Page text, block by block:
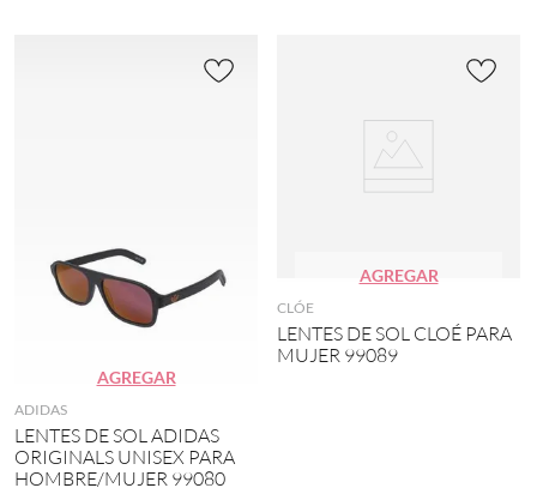
AGREGAR
ADIDAS
LENTES DE SOL ADIDAS
ORIGINALS UNISEX PARA
HOMBRE/MUJER 99080
AGREGAR
CLÓE
LENTES DE SOL CLOÉ PARA
MUJER 99089